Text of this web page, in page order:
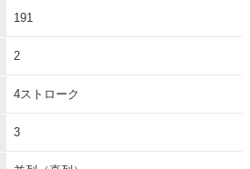
191
2
4ストローク
3